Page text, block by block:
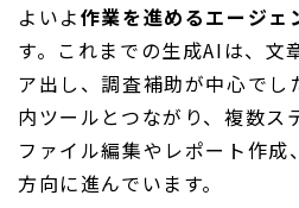
よいよ作業を進めるエージェ
す。これまでの生成AIは、文
ア出し、調査補助が中心でし
内ツールとつながり、複数ス
ファイル編集やレポート作成
方向に進んでいます。